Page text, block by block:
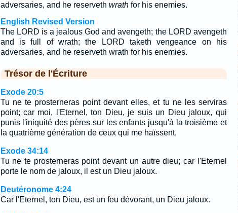
adversaries, and he reserveth wrathfor his enemies.
English Revised Version
The LORD is a jealous God and avengeth; the LORD avengeth
and is full of wrath; the LORD taketh vengeance on his
adversaries, and he reserveth wrath for his enemies.
Trésor de l'Écriture
Exode 20:5
Tu ne te prosterneras point devant elles, et tu ne les serviras
point; car moi, l'Eternel, ton Dieu, je suis un Dieu jaloux, qui
punis l'iniquité des pères sur les enfants jusqu'à la troisième et
la quatrième génération de ceux qui me haïssent,
Exode 34:14
Tu ne te prosterneras point devant un autre dieu; car l'Eternel
porte le nom de jaloux, il est un Dieu jaloux.
Deutéronome 4:24
Car l'Eternel, ton Dieu, est un feu dévorant, un Dieu jaloux.